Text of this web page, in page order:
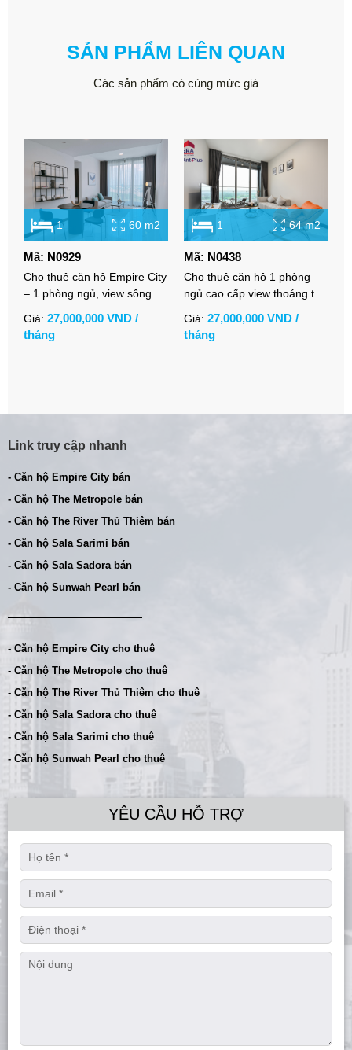
SẢN PHẨM LIÊN QUAN
Các sản phẩm có cùng mức giá
1 60 m2
Mã: N0929
Cho thuê căn hộ Empire City
– 1 phòng ngủ, view sông
hiện đại
Giá: 27,000,000 VND /
tháng
1 64 m2
Mã: N0438
Cho thuê căn hộ 1 phòng
ngủ cao cấp view thoáng tại
Giá: 27,000,000 VND /
tháng
Link truy cập nhanh
- Căn hộ Empire City bán
- Căn hộ The Metropole bán
- Căn hộ The River Thủ Thiêm bán
- Căn hộ Sala Sarimi bán
- Căn hộ Sala Sadora bán
- Căn hộ Sunwah Pearl bán
- Căn hộ Empire City cho thuê
- Căn hộ The Metropole cho thuê
- Căn hộ The River Thủ Thiêm cho thuê
- Căn hộ Sala Sadora cho thuê
- Căn hộ Sala Sarimi cho thuê
- Căn hộ Sunwah Pearl cho thuê
YÊU CẦU HỖ TRỢ